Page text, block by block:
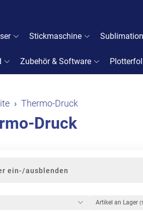
Stickmaschine Sublimation
Zubehör & Software
Thermo-Druck
Druck
ein-/ausblenden
Artikel an Lager